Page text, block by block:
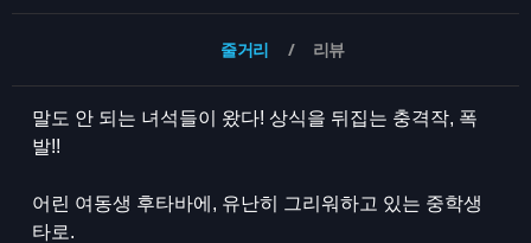
줄거리 리뷰
말도 안 되는 녀석들이 왔다! 상식을 뒤집는 충격작, 폭
발!!
어린 여동생 후타바에, 유난히 그리워하고 있는 중학생
타로.